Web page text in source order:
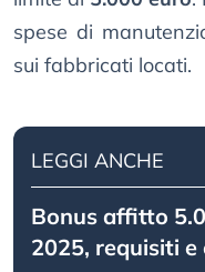
spese di
sui fabbricati locati.
LEGGI ANCHE
Bonus affitto
2025, requisiti e